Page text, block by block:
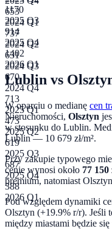
1170
2025 Q3
914
2025 Q4
1402
2026 Q1
653
2024 Q1
737
2024 Q2
631
2024 Q3
670
2024 Q4
713
2025 Q1
473
2025 Q2
619
2025 Q3
687
2025 Q4
388
2026 Q1
Lublin vs
W oparciu o medianę cen
Nieruchomości, Olsztyn
w stosunku do Lublin.
Lublin— 10 679 zł/m².
Przy zakupie typowego
cenie wynosi około 77 150
premium, natomiast
Pod względem dynamiki
Olsztyn (+19.9% r/r). Jeśli
między miastami będzie się